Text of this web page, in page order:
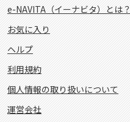
e-NAVITA（イーナビタ）とは？
お気に入り
ヘルプ
利用規約
個人情報の取り扱いについて
運営会社